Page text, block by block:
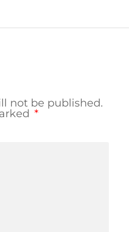
not be published.
*